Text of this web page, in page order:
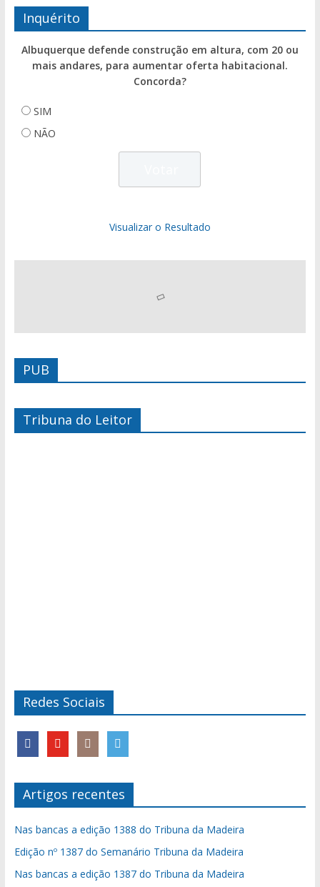
Inquérito
Albuquerque defende construção em altura, com 20 ou
mais andares, para aumentar oferta habitacional.
Concorda?
SIM
NÃO
Visualizar o Resultado
PUB
Tribuna do Leitor
Redes Sociais
Artigos recentes
Nas bancas a edição 1388 do Tribuna da Madeira
Edição nº 1387 do Semanário Tribuna da Madeira
Nas bancas a edição 1387 do Tribuna da Madeira